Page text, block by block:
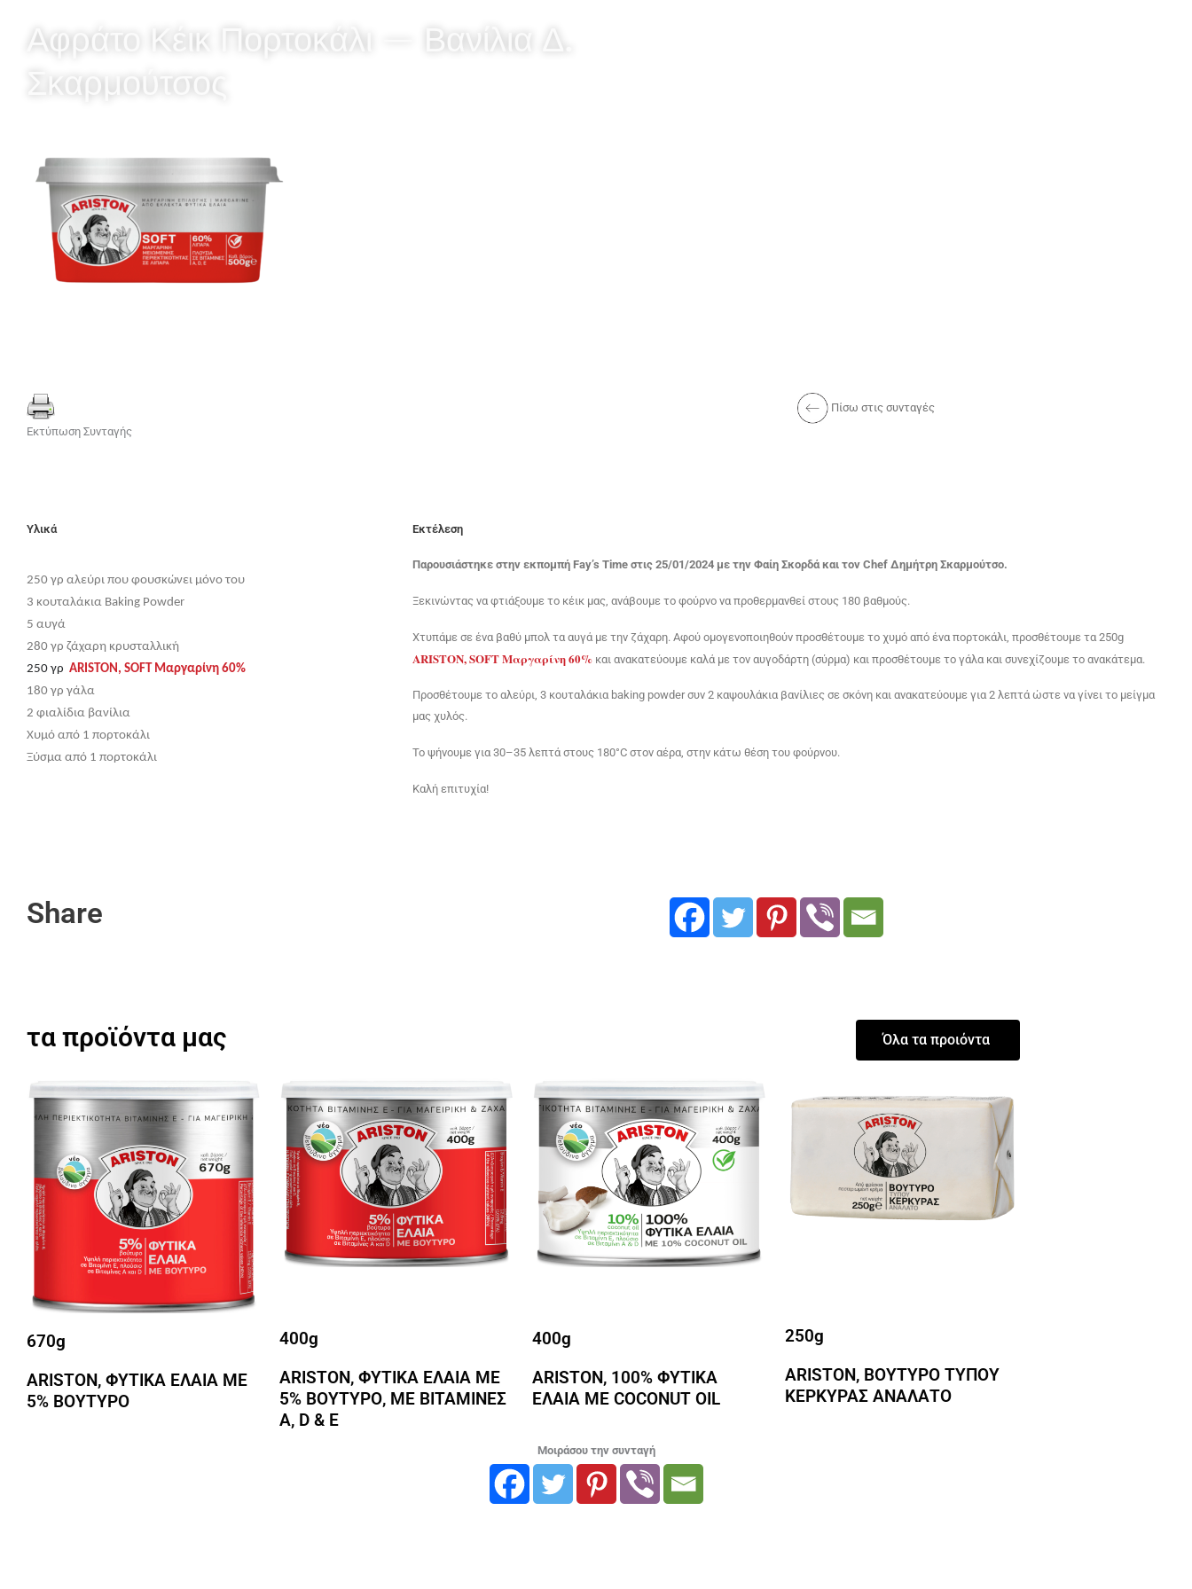
Αφράτο Κέικ Πορτοκάλι — Βανίλια Δ.
Σκαρμούτσος
Εκτύπωση Συνταγής
Πίσω στις συνταγές
Υλικά
250 γρ αλεύρι που φουσκώνει μόνο του
3 κουταλάκια Bak­ing Pow­der
5 αυγά
280 γρ ζάχαρη κρυσταλλική
250 γρ ARISTON, SOFT Μαργαρίνη 60%
180 γρ γάλα
2 φιαλίδια βανίλια
Χυμό από 1 πορτοκάλι
Ξύσμα από 1 πορτοκάλι
Εκτέλεση
Παρουσιάστηκε στην εκπομπή Fay’s Time στις 25/01/2024 με την Φαίη Σκορδά και τον Chef Δημήτρη Σκαρμούτσο.
Ξεκινώντας να φτιάξουμε το κέικ μας, ανάβουμε το φούρνο να προθερμανθεί στους 180 βαθμούς.
Χτυπάμε σε ένα βαθύ μπολ τα αυγά με την ζάχαρη. Αφού ομογενοποιηθούν προσθέτουμε το χυμό από ένα πορτοκάλι, προσθέτουμε τα 250g
ARISTON, SOFT Μαργαρίνη 60%και ανακατεύουμε καλά με τον αυγοδάρτη (σύρμα) και προσθέτουμε το γάλα και συνεχίζουμε το ανακάτεμα.
Προσθέτουμε το αλεύρι, 3 κουταλάκια bak­ing pow­der συν 2 καψουλάκια βανίλιες σε σκόνη και ανακατεύουμε για 2 λεπτά ώστε να γίνει το μείγμα
μας χυλός.
Το ψήνουμε για 30–35 λεπτά στους 180°C στον αέρα, στην κάτω θέση του φούρνου.
Καλή επιτυχία!
Share
τα προϊόντα μας Όλα τα προιόντα
670g
ARISTON, ΦΥΤΙΚΑ ΕΛΑΙΑ ΜΕ
5% ΒΟΥΤΥΡΟ
400g
ARISTON, ΦΥΤΙΚΑ ΕΛΑΙΑ ΜΕ
5% ΒΟΥΤΥΡΟ, ΜΕ ΒΙΤΑΜΙΝΕΣ
A, D & E
400g
ARISTON, 100% ΦΥΤΙΚΑ
ΕΛΑΙΑ ΜΕ COCONUT OIL
250g
ARISTON, ΒΟΥΤΥΡΟ ΤΥΠΟΥ
ΚΕΡΚΥΡΑΣ ΑΝΑΛΑΤΟ
Μοιράσου την συνταγή